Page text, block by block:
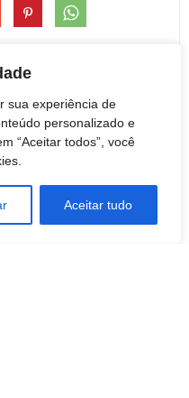
sua experiência de
personalizado e
“Aceitar todos”, você
Aceitar tudo
Próximo artigo
“Família do Tráfico” é
presa pela Polícia Militar no
Jardim Brasil